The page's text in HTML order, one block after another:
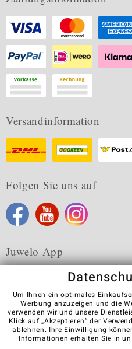
Versandinformation
Folgen Sie uns auf
Juwelo App
Karriere AGB
Kontakt
Um Ihnen ein optimales
Werbung anzuzeigen und die
verwenden wir und unsere
Klick auf „Akzeptieren“ der
ablehnen. Ihre Einwilligung
Informationen erhalten Sie in